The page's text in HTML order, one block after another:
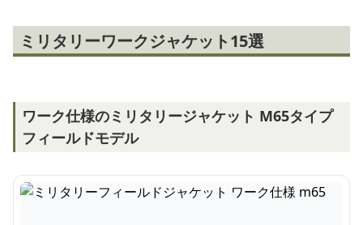
ミリタリーワークジャケット15選
ワーク仕様のミリタリージャケット M65タイプ
フィールドモデル